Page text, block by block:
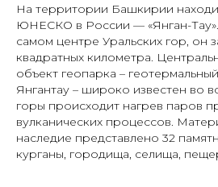
На территории Башкирии
ЮНЕСКО в России — «Янган-
самом центре Уральских гор, он
квадратных километра.
объект геопарка –
Янгантау – широко известен во
горы происходит нагрев паров
вулканических процессов.
наследие представлено 32
курганы, городища, селища,